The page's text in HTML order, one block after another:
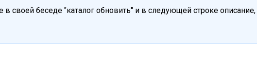
своей беседе "каталог обновить" и в следующей строке